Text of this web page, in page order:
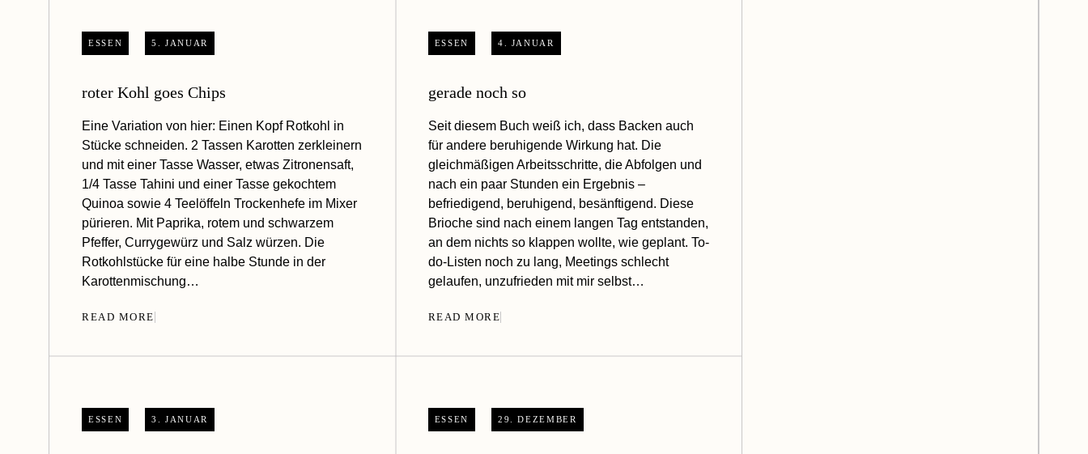
5. JANUAR
ESSEN
roter Kohl goes Chips
Eine Variation von hier: Einen Kopf Rotkohl in
Stücke schneiden. 2 Tassen Karotten zerkleinern
und mit einer Tasse Wasser, etwas Zitronensaft,
1/4 Tasse Tahini und einer Tasse gekochtem
Quinoa sowie 4 Teelöffeln Trockenhefe im Mixer
pürieren. Mit Paprika, rotem und schwarzem
Pfeffer, Currygewürz und Salz würzen. Die
Rotkohlstücke für eine halbe Stunde in der
Karottenmischung…
READ MORE
4. JANUAR
ESSEN
gerade noch so
Seit diesem Buch weiß ich, dass Backen auch
für andere beruhigende Wirkung hat. Die
gleichmäßigen Arbeitsschritte, die Abfolgen und
nach ein paar Stunden ein Ergebnis –
befriedigend, beruhigend, besänftigend. Diese
Brioche sind nach einem langen Tag entstanden,
an dem nichts so klappen wollte, wie geplant. To-
do-Listen noch zu lang, Meetings schlecht
gelaufen, unzufrieden mit mir selbst…
READ MORE
3. JANUAR
ESSEN 29. DEZEMBER
ESSEN